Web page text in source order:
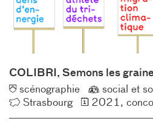
COLIBRI, Semons les
Typologie
scénographie
Éco-
social et
Lieu
Strasbourg Année
2021